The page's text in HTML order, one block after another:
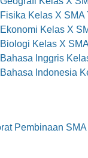
Kelas X SMA
Kelas X
Kelas X
Inggris
Indonesia
Pembinaan SMA